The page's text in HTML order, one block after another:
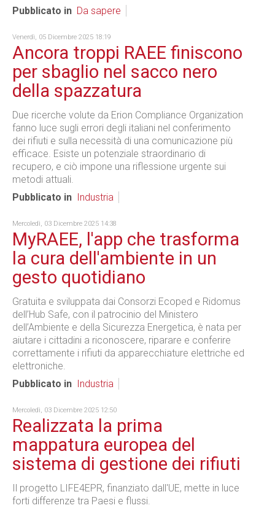
Pubblicato in Da sapere
Venerdì, 05 Dicembre 2025 18:19
Ancora troppi RAEE finiscono
per sbaglio nel sacco nero
della spazzatura
Due ricerche volute da Erion Compliance Organization
fanno luce sugli errori degli italiani nel conferimento
dei rifiuti e sulla necessità di una comunicazione più
efficace. Esiste un potenziale straordinario di
recupero, e ciò impone una riflessione urgente sui
metodi attuali.
Pubblicato in
Industria
Mercoledì, 03 Dicembre 2025 14:38
MyRAEE, l'app che trasforma
la cura dell'ambiente in un
gesto quotidiano
Gratuita e sviluppata dai Consorzi Ecoped e Ridomus
dell’Hub Safe, con il patrocinio del Ministero
dell’Ambiente e della Sicurezza Energetica, è nata per
aiutare i cittadini a riconoscere, riparare e conferire
correttamente i rifiuti da apparecchiature elettriche ed
elettroniche.
Pubblicato in
Industria
Mercoledì, 03 Dicembre 2025 12:50
Realizzata la prima
mappatura europea del
sistema di gestione dei rifiuti
Il progetto LIFE4EPR, finanziato dall'UE, mette in luce
forti differenze tra Paesi e flussi.